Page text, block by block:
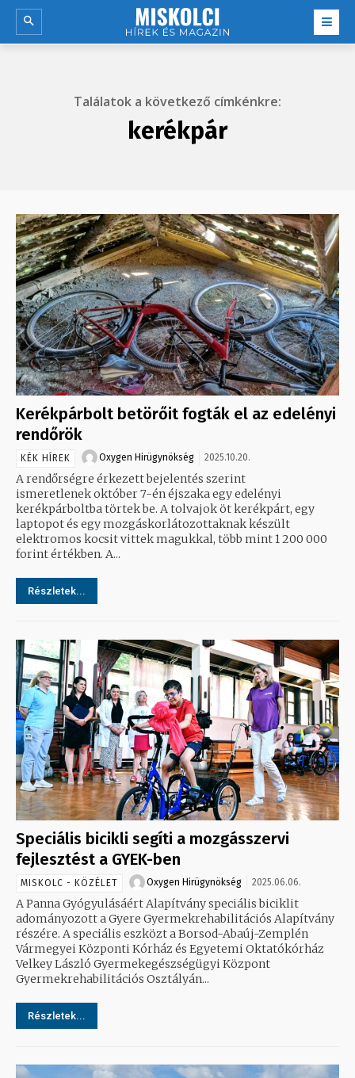
Találatok a következő címkénkre:
kerékpár
Kerékpárbolt betörőit fogták el az edelényi
rendőrök
KÉK HÍREK Oxygen Hirügynökség 2025.10.20.
A rendőrségre érkezett bejelentés szerint
ismeretlenek október 7-én éjszaka egy edelényi
kerékpárboltba törtek be. A tolvajok öt kerékpárt, egy
laptopot és egy mozgáskorlátozottaknak készült
elektromos kocsit vittek magukkal, több mint 1 200 000
forint értékben. A...
Részletek...
Speciális bicikli segíti a mozgásszervi
fejlesztést a GYEK-ben
MISKOLC - KÖZÉLET Oxygen Hirügynökség 2025.06.06.
A Panna Gyógyulásáért Alapítvány speciális biciklit
adományozott a Gyere Gyermekrehabilitációs Alapítvány
részére. A speciális eszközt a Borsod-Abaúj-Zemplén
Vármegyei Központi Kórház és Egyetemi Oktatókórház
Velkey László Gyermekegészségügyi Központ
Gyermekrehabilitációs Osztályán...
Részletek...